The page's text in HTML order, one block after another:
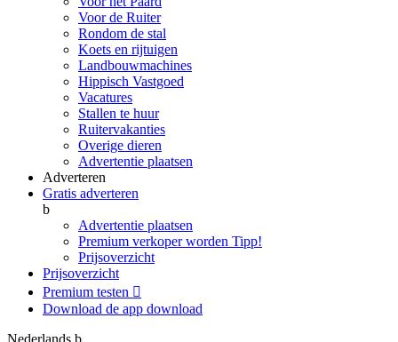
Voor de Ruiter
Rondom de stal
Koets en rijtuigen
Landbouwmachines
Hippisch Vastgoed
Vacatures
Stallen te huur
Ruitervakanties
Overige dieren
Advertentie plaatsen
Adverteren
Gratis adverteren
b
Advertentie plaatsen
Premium verkoper worden Tipp!
Prijsoverzicht
Prijsoverzicht
Premium testen 
Download de app download
Nederlands b